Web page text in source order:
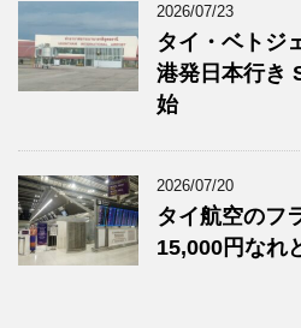
2026/07/23
タイ・ベトジ
港発日本行き
始
2026/07/20
タイ航空のフ
15,000円なれ